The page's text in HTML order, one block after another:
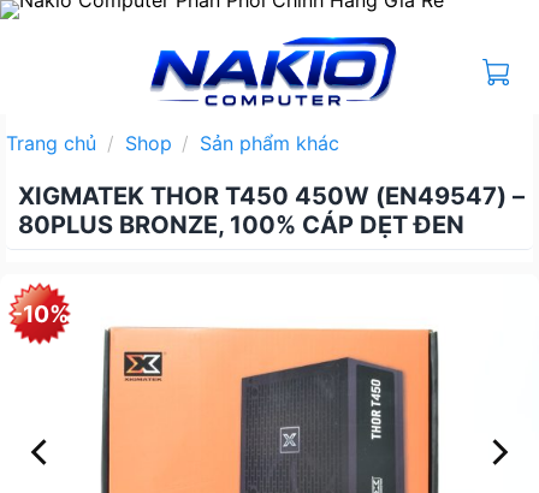
Bỏ
Trang chủ / Shop / Sản phẩm khác
XIGMATEK THOR T450 450W (EN49547) –
80PLUS BRONZE, 100% CÁP DẸT ĐEN
-10%